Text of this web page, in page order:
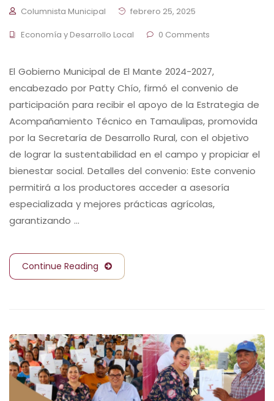
Columnista Municipal
febrero 25, 2025
Economía y Desarrollo Local
0 Comments
El Gobierno Municipal de El Mante 2024-2027,
encabezado por Patty Chío, firmó el convenio de
participación para recibir el apoyo de la Estrategia de
Acompañamiento Técnico en Tamaulipas, promovida
por la Secretaría de Desarrollo Rural, con el objetivo
de lograr la sustentabilidad en el campo y propiciar el
bienestar social. Detalles del convenio: Este convenio
permitirá a los productores acceder a asesoría
especializada y mejores prácticas agrícolas,
garantizando …
Continue Reading